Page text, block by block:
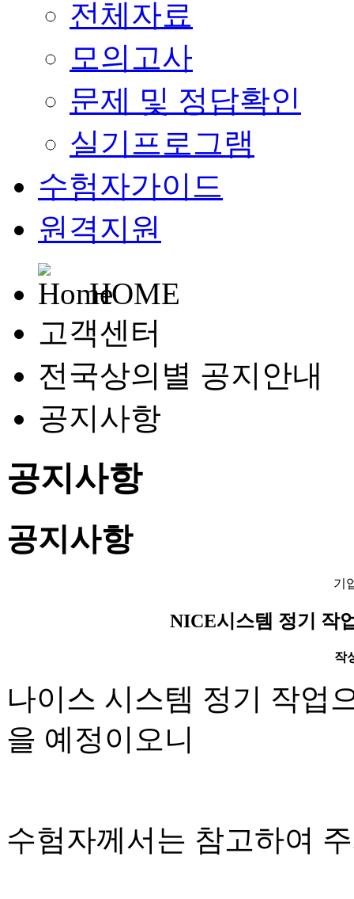
전체자료
모의고사
문제 및 정답확인
실기프로그램
수험자가이드
원격지원
HOME
고객센터
전국상의별 공지안내
공지사항
공지사항
공지사항
기
NICE시스템 정기 작
작
나이스 시스템 정기 작업
을 예정이오니
수험자께서는 참고하여